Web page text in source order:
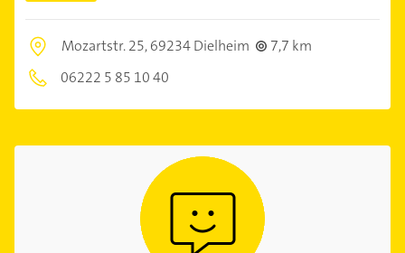
Mozartstr. 25,69234 Dielheim
7,7 km
06222 5 85 10 40